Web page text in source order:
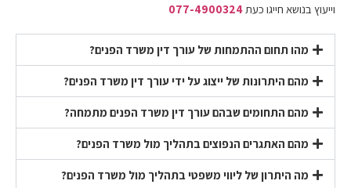
וייעוץ בנושא חייגו כעת077-4900324
מהו תחום ההתמחות של עורך דין משרד הפנים?
מהם היתרונות של ייצוג על ידי עורך דין משרד הפנים?
מהם התחומים שבהם עורך דין משרד הפנים מתמחה?
מהם האתגרים הנפוצים בתהליך מול משרד הפנים?
מה היתרון של ליווי משפטי בתהליך מול משרד הפנים?